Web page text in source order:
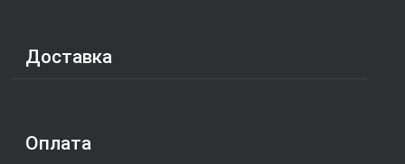
Доставка
Оплата